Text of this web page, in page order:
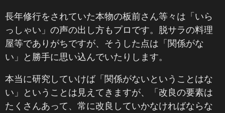
長年修行をされていた本物の板前さん等々は「いら
っしゃい」の声の出し方もプロです。脱サラの料理
屋等でありがちですが、そうした点は「関係がな
い」と勝手に思い込んでいたりします。
本当に研究していけば「関係がないということはな
い」ということは見えてきますが、「改良の要素は
たくさんあって、常に改良していかなければならな